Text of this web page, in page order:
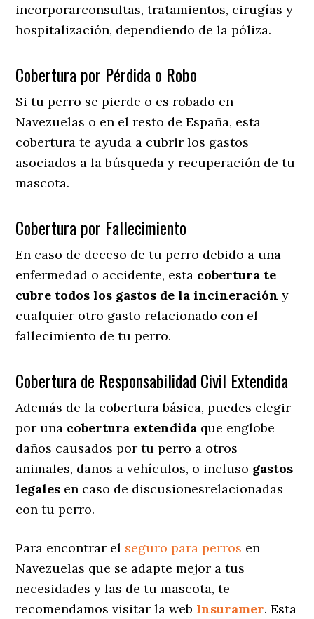
incorporarconsultas, tratamientos, cirugías y
hospitalización, dependiendo de la póliza.
Cobertura por Pérdida o Robo
Si tu perro se pierde o es robado en
Navezuelas o en el resto de España, esta
cobertura te ayuda a cubrir los gastos
asociados a la búsqueda y recuperación de tu
mascota.
Cobertura por Fallecimiento
En caso de deceso de tu perro debido a una
enfermedad o accidente, esta cobertura te
cubre todos los gastos de la incineración y
cualquier otro gasto relacionado con el
fallecimiento de tu perro.
Cobertura de Responsabilidad Civil Extendida
Además de la cobertura básica, puedes elegir
por una cobertura extendida que englobe
daños causados por tu perro a otros
animales, daños a vehículos, o incluso gastos
legales en caso de discusionesrelacionadas
con tu perro.
Para encontrar el seguro para perros en
Navezuelas que se adapte mejor a tus
necesidades y las de tu mascota, te
recomendamos visitar la web Insuramer. Esta